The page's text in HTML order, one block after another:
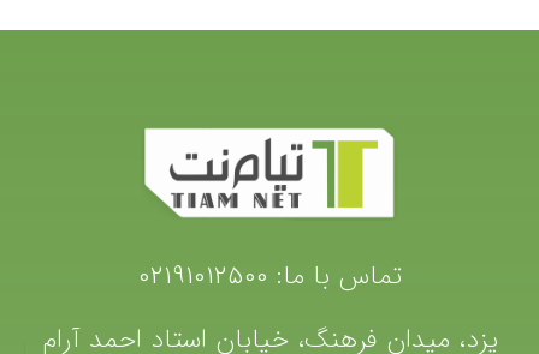
تماس با ما: 02191012500
یزد، میدان فرهنگ، خیابان استاد احمد آرام